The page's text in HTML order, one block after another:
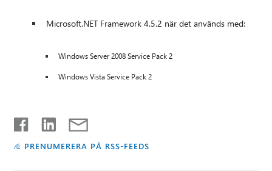
Microsoft.NET Framework 4.5.2 när det används med:
Windows Server 2008 Service Pack 2
Windows Vista Service Pack 2
PRENUMERERA PÅ RSS-FEEDS